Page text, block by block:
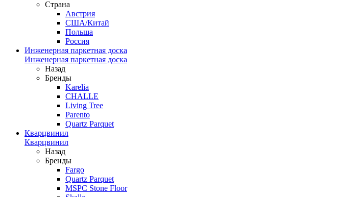
Страна
Австрия
США/Китай
Польша
Россия
Инженерная паркетная доска
Инженерная паркетная доска
Назад
Бренды
Karelia
CHALLE
Living Tree
Parento
Quartz Parquet
Кварцвинил
Кварцвинил
Назад
Бренды
Fargo
Quartz Parquet
MSPC Stone Floor